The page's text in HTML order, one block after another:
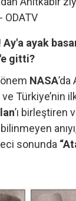
ayak
gitti?
NASA
ve Türkiye’nin
’ı birleştiren
sonunda